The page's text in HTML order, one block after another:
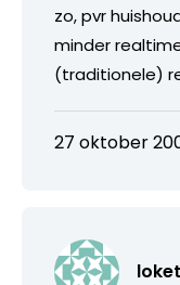
zo, pvr
minder
(traditionele)
27 oktober
loket